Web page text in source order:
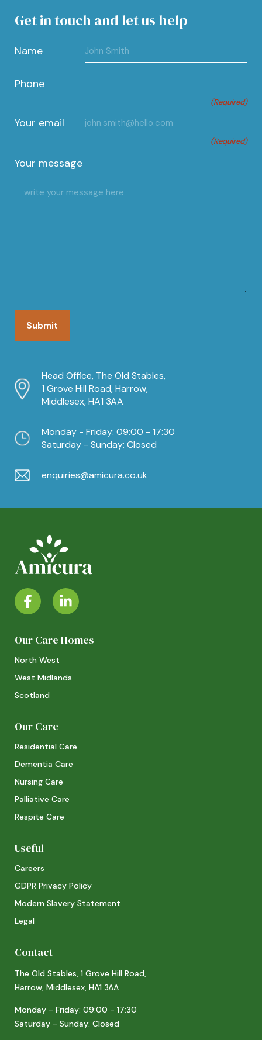
Get in touch and let us help
Name
Phone
(Required)
Your email
(Required)
Your message
Head Office, The Old Stables,
1 Grove Hill Road, Harrow,
Middlesex, HA1 3AA
Monday - Friday: 09:00 - 17:30
Saturday - Sunday: Closed
enquiries@amicura.co.uk
Our Care Homes
North West
West Midlands
Scotland
Our Care
Residential Care
Dementia Care
Nursing Care
Palliative Care
Respite Care
Useful
Careers
GDPR Privacy Policy
Modern Slavery Statement
Legal
Contact
The Old Stables, 1 Grove Hill Road,
Harrow, Middlesex, HA1 3AA
Monday - Friday: 09:00 - 17:30
Saturday - Sunday: Closed